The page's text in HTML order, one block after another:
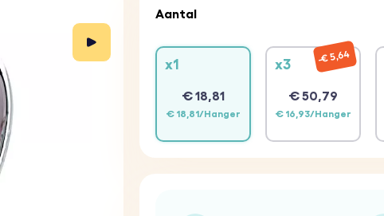
Aantal
x1
€ 18,81
€ 18,81/Hanger
x3
€ 50,79
€ 16,93/Hanger
€ 5,64